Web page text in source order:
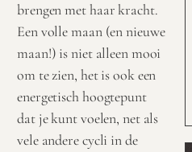
brengen met haar kracht.
Een volle maan (en nieuwe
maan!) is niet alleen mooi
om te zien, het is ook een
energetisch hoogtepunt
dat je kunt voelen, net als
vele andere cycli in de